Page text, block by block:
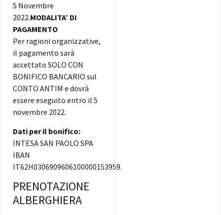
5 Novembre
2022.MODALITA’ DI
PAGAMENTO
Per ragioni organizzative,
il pagamento sarà
accettato SOLO CON
BONIFICO BANCARIO sul
CONTO ANTIM e dovrà
essere eseguito entro il 5
novembre 2022.
Dati per il bonifico:
INTESA SAN PAOLO SPA
IBAN
IT62H0306909606100000153959.
PRENOTAZIONE
ALBERGHIERA